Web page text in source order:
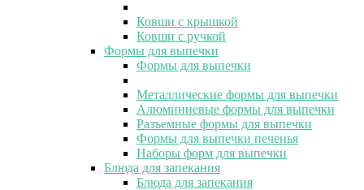
Ковши с крышкой
Ковши с ручкой
Формы для выпечки
Формы для выпечки
Металлические формы для выпечки
Алюминиевые формы для выпечки
Разъемные формы для выпечки
Формы для выпечки печенья
Наборы форм для выпечки
Блюда для запекания
Блюда для запекания